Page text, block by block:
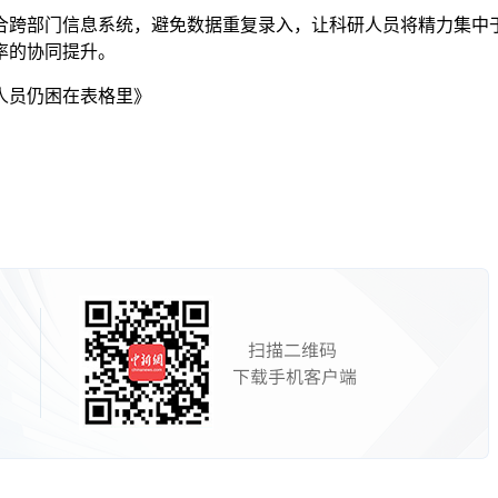
门信息系统，避免数据重复录入，让科研人员将精力集中
协同提升。
仍困在表格里》